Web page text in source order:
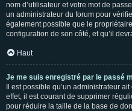
nom d’utilisateur et votre mot de
un administrateur du forum pour
également possible que le
configuration de son côté, et qu’il
Haut
Je me suis enregistré par le passé
Il est possible qu’un administrateur
effet, il est courant de supprimer
pour réduire la taille de la base de